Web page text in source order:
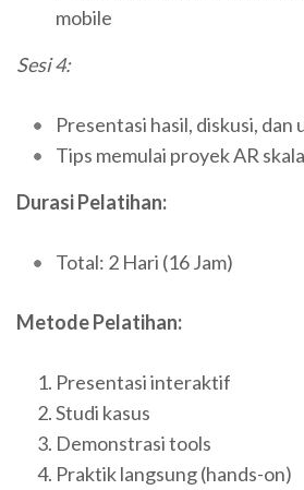
mobile
Sesi 4:
Presentasi hasil, diskusi, dan
Tips memulai proyek AR
Durasi Pelatihan:
Total: 2 Hari (16 Jam)
Metode Pelatihan:
Presentasi interaktif
Studi kasus
Demonstrasi tools
Praktik langsung (hands-on)